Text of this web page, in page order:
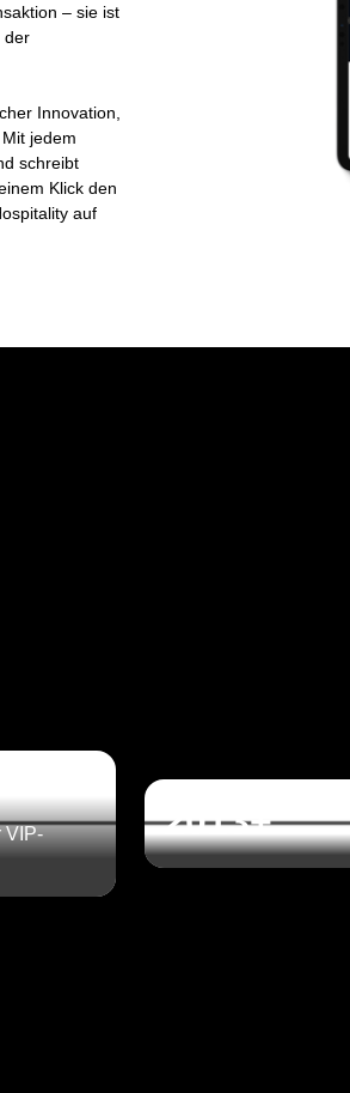
– sie ist
der
Innovation,
jedem
schreibt
Klick den
auf
VIP-
2013+